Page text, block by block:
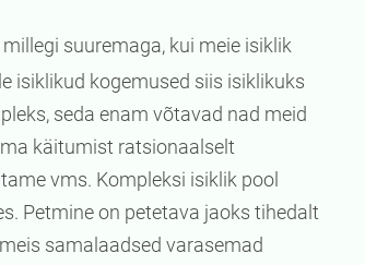
suuremaga, kui meie isiklik
isiklikud kogemused siis isiklikuks
seda enam võtavad nad meid
käitumist ratsionaalselt
vms. Kompleksi isiklik pool
Petmine on petetava jaoks tihedalt
samalaadsed varasemad